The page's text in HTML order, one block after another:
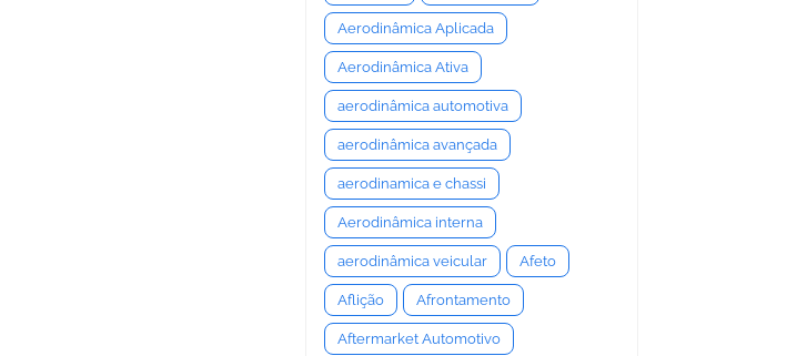
Aerodinâmica Aplicada
Aerodinâmica Ativa
aerodinâmica automotiva
aerodinâmica avançada
aerodinamica e chassi
Aerodinâmica interna
aerodinâmica veicular Afeto
Aflição Afrontamento
Aftermarket Automotivo